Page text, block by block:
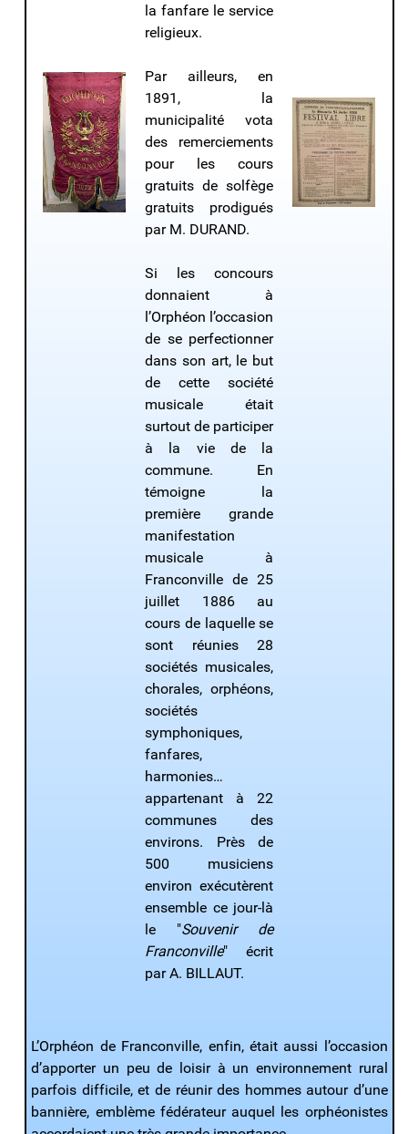
la fanfare le service
religieux.
Par ailleurs, en
1891, la
municipalité vota
des remerciements
pour les cours
gratuits de solfège
gratuits prodigués
par M. DURAND.
Si les concours
donnaient à
l’Orphéon l’occasion
de se perfectionner
dans son art, le but
de cette société
musicale était
surtout de participer
à la vie de la
commune. En
témoigne la
première grande
manifestation
musicale à
Franconville de 25
juillet 1886 au
cours de laquelle se
sont réunies 28
sociétés musicales,
chorales, orphéons,
sociétés
symphoniques,
fanfares,
harmonies…
appartenant à 22
communes des
environs. Près de
500 musiciens
environ exécutèrent
ensemble ce jour-là
le "Souvenir de
Franconville" écrit
par A. BILLAUT.
L’Orphéon de Franconville, enfin, était aussi l’occasion
d’apporter un peu de loisir à un environnement rural
parfois difficile, et de réunir des hommes autour d’une
bannière, emblème fédérateur auquel les orphéonistes